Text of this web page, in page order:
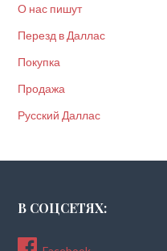
О нас пишут
Перезд в Даллас
Покупка
Продажа
Русский Даллас
В СОЦСЕТЯХ: